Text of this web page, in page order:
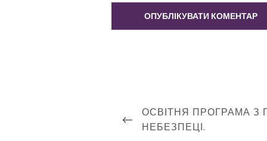
Навігація
записів
PREVIOUS
POST
ОСВІТНЯ ПРОГРАМА З
НЕБЕЗПЕЦІ.